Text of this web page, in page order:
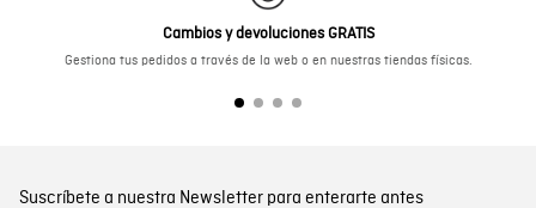
Cambios y devoluciones GRATIS
Gestiona tus pedidos a través de la web o en nuestras tiendas físicas.
Suscríbete a nuestra Newsletter para enterarte antes